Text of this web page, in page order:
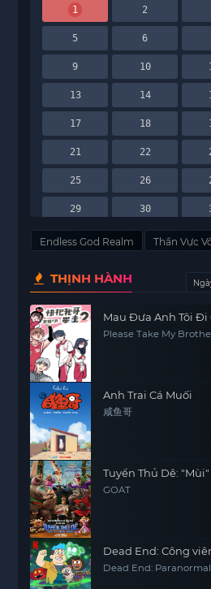
1 2
5 6
9 10
13 14
17 18
21 22
25 26
29 30
33
41
45 46
49
53
57
61
65
69
73
77 78
Endless God Realm Thần Vực
THỊNH HÀNH
Mau Đưa Anh Tôi Đi
Please Take My
Anh Trai Cá Muối
咸鱼哥
Tuyển Thủ Dê:
GOAT
Dead End: Công
Dead End: